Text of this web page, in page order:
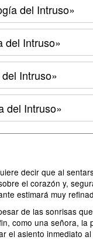
del Intruso»
Intruso»
Intruso»
del Intruso»
decir que al
el corazón y,
estimará muy
de las sonrisas
como una señora,
el asiento inmediato